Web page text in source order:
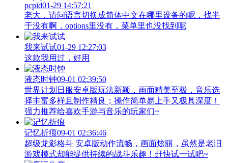
pcpid01-29 14:57:21
老大，请问语言切换成简体中文在哪里设备的呢，找半
于没有啊，options里没有，菜单里也没找到呢
我来试试01-29 12:27:03
这款我用过，好用
液态时钟09-01 02:39:50
世界计划日服安卓版玩法新颖，画面精美至极，音乐选
择丰富多样且制作精良；操作简单易上手又极具深度！
强力推荐给喜欢手游与音乐的玩家们~
记忆折痕09-01 02:36:46
超级龙影格斗 安卓版动作流畅，画面炫丽，虽然是老旧
游戏模式却能提供持续的战斗乐趣！赶快试一试吧~